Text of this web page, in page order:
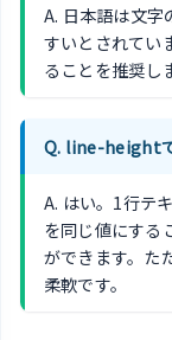
A. 日本語は文
すいとされてい
ることを推奨し
Q. line-heightで
A. はい。1行
を同じ値にする
ができます。
柔軟です。